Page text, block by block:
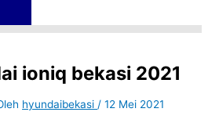
ioniq bekasi 2021
hyundaibekasi/12 Mei 2021